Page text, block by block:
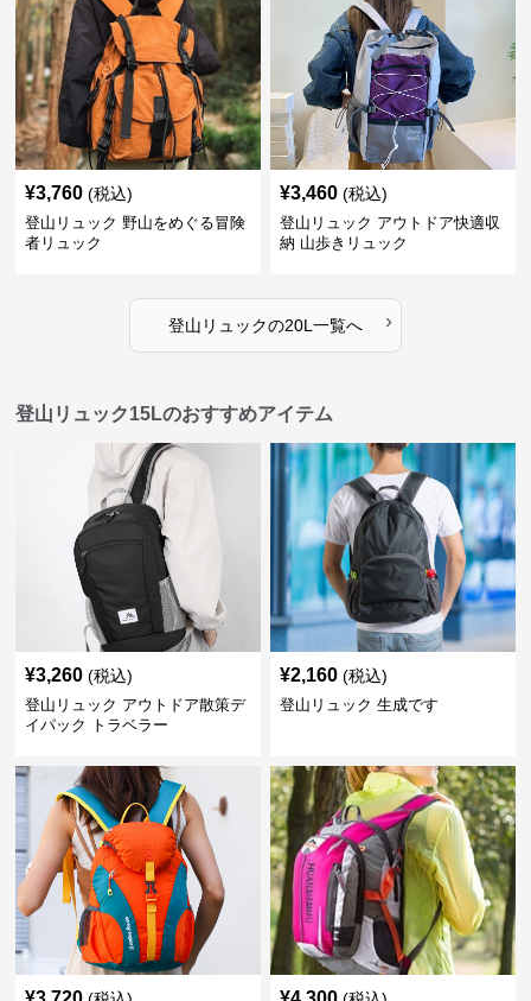
¥3,760 (税込)
登山リュック 野山をめぐる冒険
者リュック
¥3,460 (税込)
登山リュック アウトドア快適収
納 山歩きリュック
登山リュックの20L 一覧へ ›
登山リュック15Lのおすすめアイテム
¥3,260 (税込)
登山リュック アウトドア散策デ
イパック トラベラー
¥2,160 (税込)
登山リュック 生成です